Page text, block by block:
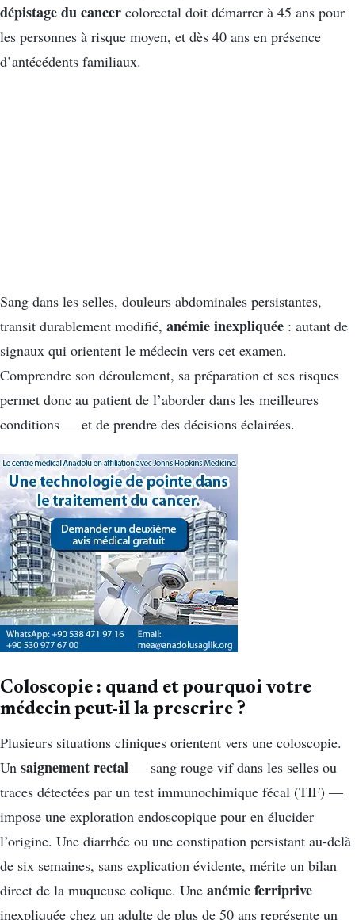
dépistage du cancer colorectal doit démarrer à 45 ans pour
les personnes à risque moyen, et dès 40 ans en présence
d’antécédents familiaux.
Sang dans les selles, douleurs abdominales persistantes,
transit durablement modifié, anémie inexpliquée : autant de
signaux qui orientent le médecin vers cet examen.
Comprendre son déroulement, sa préparation et ses risques
permet donc au patient de l’aborder dans les meilleures
conditions — et de prendre des décisions éclairées.
Coloscopie : quand et pourquoi votre
médecin peut-il la prescrire ?
Plusieurs situations cliniques orientent vers une coloscopie.
Un saignement rectal — sang rouge vif dans les selles ou
traces détectées par un test immunochimique fécal (TIF) —
impose une exploration endoscopique pour en élucider
l’origine. Une diarrhée ou une constipation persistant au-delà
de six semaines, sans explication évidente, mérite un bilan
direct de la muqueuse colique. Une anémie ferriprive
inexpliquée chez un adulte de plus de 50 ans représente un